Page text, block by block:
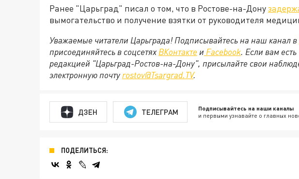
Ранее "Царьград" писал о том, что в Ростове-на-Дону
вымогательство и получение взятки от руководителя
Уважаемые читатели Царьграда! Подписывайтесь на наш канал в
присоединяйтесь в соцсетях ВКонтакте и Facebook. Если вам
редакцией "Царьград-Ростов-на-Дону", присылайте свои
электронную почту rostov@Tsargrad.TV.
ДЗЕН ТЕЛЕГРАМ Подписывайтесь на наши каналы
и первыми узнавайте о главных
ПОДЕЛИТЬСЯ: